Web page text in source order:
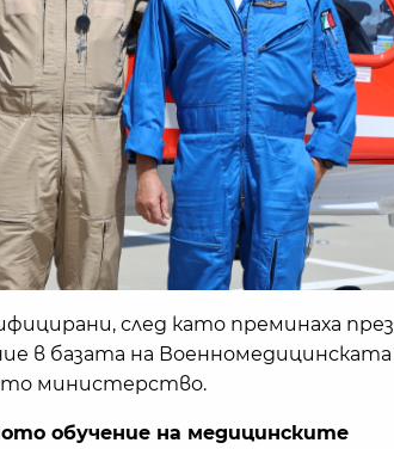
след като преминаха през
в базата на Военномедицинската
министерство.
обучение на медицинските